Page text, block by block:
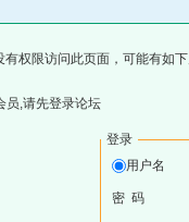
有权限访问此页面，可能有如
员,请先登录论坛
登录
用户名
密 码